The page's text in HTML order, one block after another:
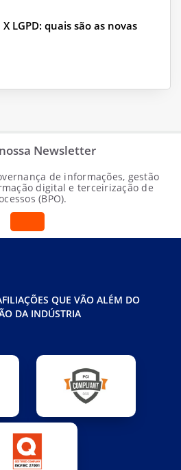
LGPD: quais são as novas
Newsletter
de informações, gestão
digital e terceirização de
(BPO).
QUE VÃO ALÉM DO
DA INDÚSTRIA